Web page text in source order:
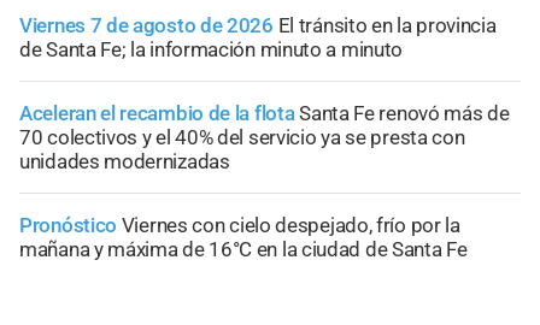
Viernes 7 de agosto de 2026 El tránsito en la provincia
de Santa Fe; la información minuto a minuto
Aceleran el recambio de la flotaSanta Fe renovó más de
70 colectivos y el 40% del servicio ya se presta con
unidades modernizadas
Pronóstico Viernes con cielo despejado, frío por la
mañana y máxima de 16°C en la ciudad de Santa Fe